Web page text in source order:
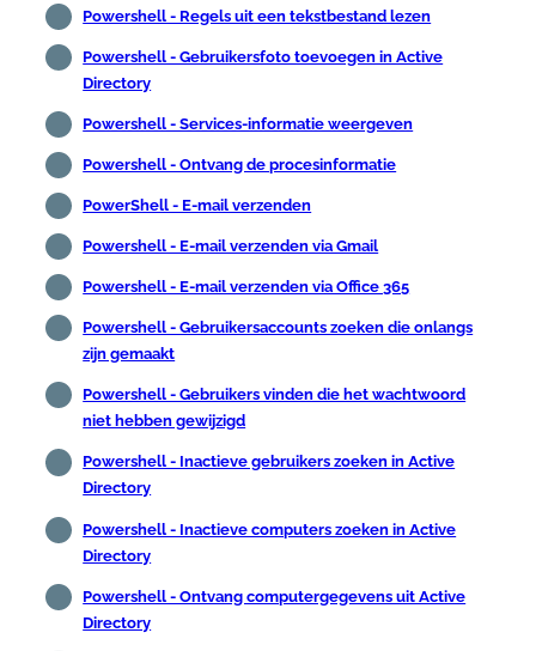
Powershell - Regels uit een tekstbestand lezen
Powershell - Gebruikersfoto toevoegen in Active
Directory
Powershell - Services-informatie weergeven
Powershell - Ontvang de procesinformatie
PowerShell - E-mail verzenden
Powershell - E-mail verzenden via Gmail
Powershell - E-mail verzenden via Office 365
Powershell - Gebruikersaccounts zoeken die onlangs
zijn gemaakt
Powershell - Gebruikers vinden die het wachtwoord
niet hebben gewijzigd
Powershell - Inactieve gebruikers zoeken in Active
Directory
Powershell - Inactieve computers zoeken in Active
Directory
Powershell - Ontvang computergegevens uit Active
Directory